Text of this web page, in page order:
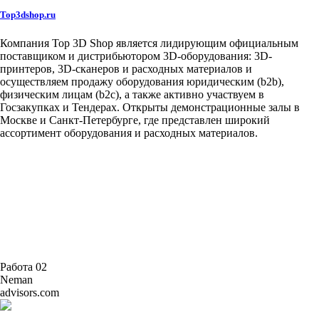
Top3dshop.ru
Компания Top 3D Shop является лидирующим официальным
поставщиком и дистрибьютором 3D-оборудования: 3D-
принтеров, 3D-сканеров и расходных материалов и
осуществляем продажу оборудования юридическим (b2b),
физическим лицам (b2c), а также активно участвуем в
Госзакупках и Тендерах. Открыты демонстрационные залы в
Москве и Санкт-Петербурге, где представлен широкий
ассортимент оборудования и расходных материалов.
Работа 02
Neman
advisors.com